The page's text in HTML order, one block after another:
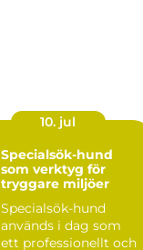
10. jul
Specialsök-hund
som verktyg för
tryggare miljöer
Specialsök-hund
används i dag som
ett professionellt och